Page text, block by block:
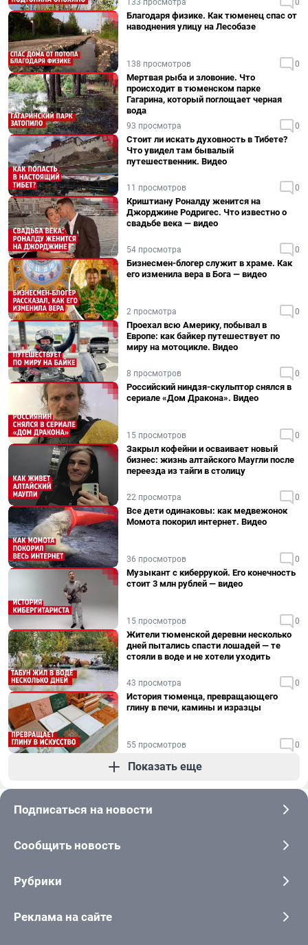
133 просмотра 0
Благодаря физике. Как тюменец спас от
наводнения улицу на Лесобазе
138 просмотров 0
Мертвая рыба и зловоние. Что
происходит в тюменском парке
Гагарина, который поглощает черная
вода
93 просмотра 0
Стоит ли искать духовность в Тибете?
Что увидел там бывалый
путешественник. Видео
11 просмотров 0
Криштиану Роналду женится на
Джорджине Родригес. Что известно о
свадьбе века — видео
54 просмотра 0
Бизнесмен-блогер служит в храме. Как
его изменила вера в Бога — видео
2 просмотра 0
Проехал всю Америку, побывал в
Европе: как байкер путешествует по
миру на мотоцикле. Видео
8 просмотров 0
Российский ниндзя-скульптор снялся в
сериале «Дом Дракона». Видео
15 просмотров 0
Закрыл кофейни и осваивает новый
бизнес: жизнь алтайского Маугли после
переезда из тайги в столицу
22 просмотра 0
Все дети одинаковы: как медвежонок
Момота покорил интернет. Видео
36 просмотров 0
Музыкант с киберрукой. Его конечность
стоит 3 млн рублей — видео
15 просмотров 0
Жители тюменской деревни несколько
дней пытались спасти лошадей — те
стояли в воде и не хотели уходить
43 просмотра 0
История тюменца, превращающего
глину в печи, камины и изразцы
55 просмотров 0
Показать еще
Подписаться на новости
Сообщить новость
Рубрики
Реклама на сайте